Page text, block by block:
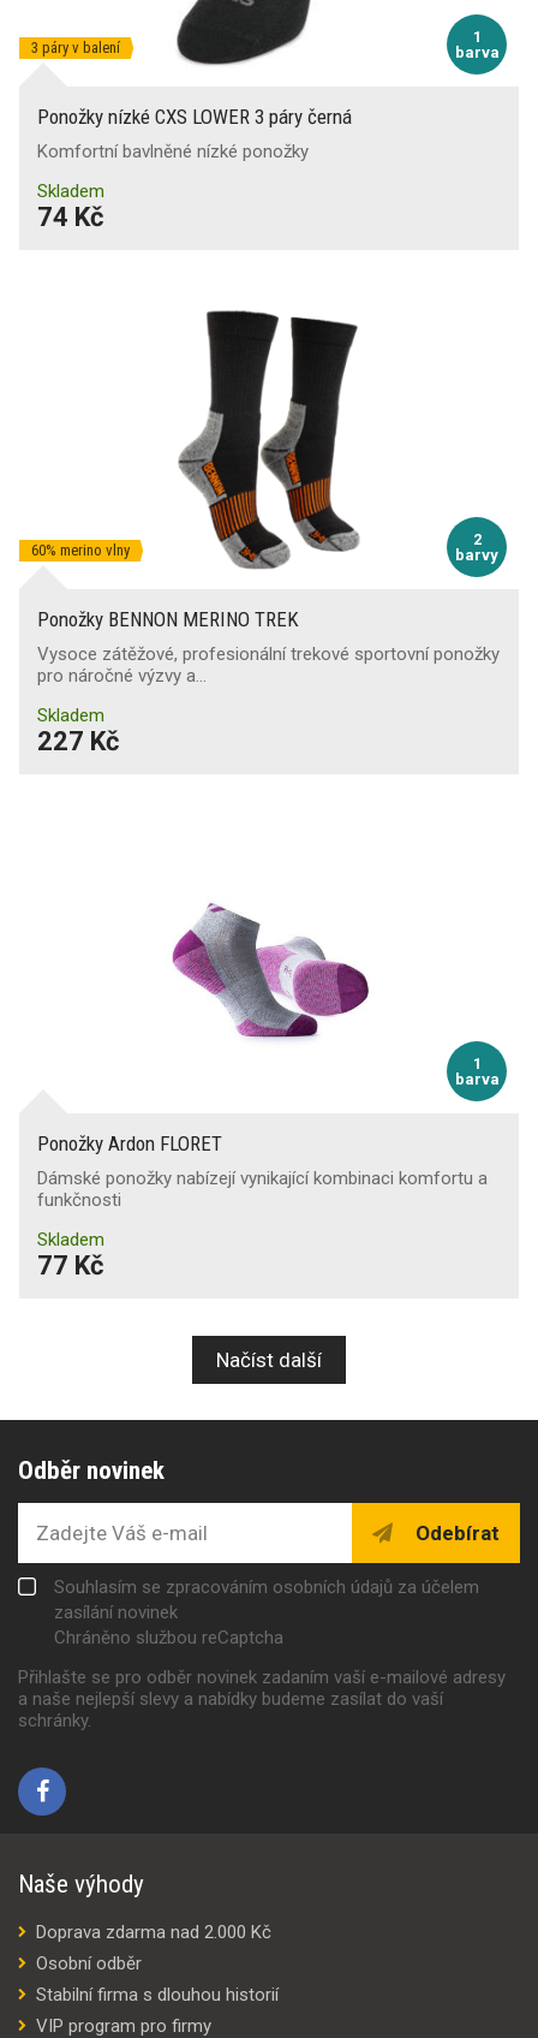
1
barva
3 páry v balení
Ponožky nízké CXS LOWER 3 páry černá
Komfortní bavlněné nízké ponožky
Skladem
74 Kč
2
barvy
60% merino vlny
Ponožky BENNON MERINO TREK
Vysoce zátěžové, profesionální trekové sportovní ponožky
pro náročné výzvy a…
Skladem
227 Kč
1
barva
Ponožky Ardon FLORET
Dámské ponožky nabízejí vynikající kombinaci komfortu a
funkčnosti
Skladem
77 Kč
Načíst další
Odběr novinek
Odebírat
Souhlasím se zpracováním osobních údajů za účelem
zasílání novinek
Chráněno službou reCaptcha
Přihlašte se pro odběr novinek zadaním vaší e-mailové adresy
a naše nejlepší slevy a nabídky budeme zasílat do vaší
schránky.
Naše výhody
Doprava zdarma nad 2.000 Kč
Osobní odběr
Stabilní firma s dlouhou historií
VIP program pro firmy